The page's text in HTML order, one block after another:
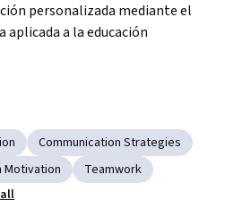
personalizada mediante el
aplicada a la educación
Communication Strategies
Motivation
Teamwork